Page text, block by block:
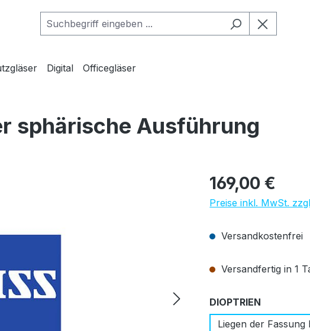
Digital Officegläser
sphärische Ausführung
Regulärer Preis:
169,00 €
Preise inkl. MwSt.
Versandkostenfrei
Versandfertig in 1
DIOPTRIEN
Liegen der Fassung